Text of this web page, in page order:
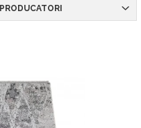
PRODUCATORI